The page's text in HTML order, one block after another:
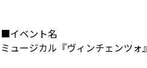
■イベント名
ミュージカル『ヴィンチェンツォ』